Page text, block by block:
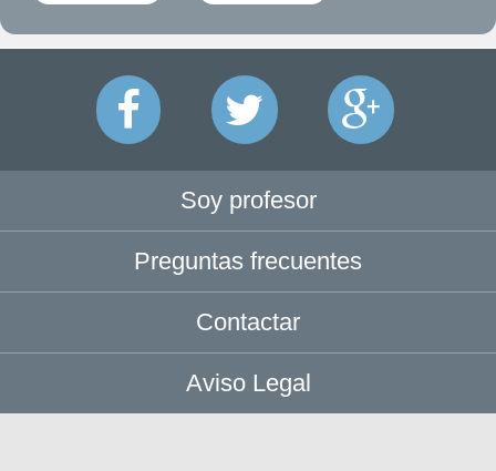
Soy profesor
Preguntas frecuentes
Contactar
Aviso Legal